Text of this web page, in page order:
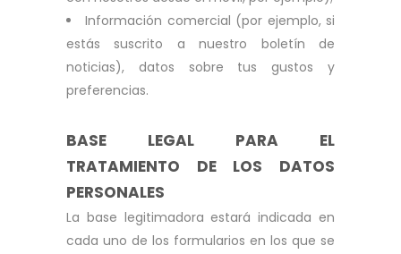
Información comercial (por ejemplo, si
estás suscrito a nuestro boletín de
noticias), datos sobre tus gustos y
preferencias.
BASE LEGAL PARA EL
TRATAMIENTO DE LOS DATOS
PERSONALES
La base legitimadora estará indicada en
cada uno de los formularios en los que se